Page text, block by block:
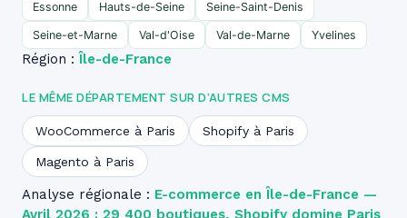
Essonne Hauts-de-Seine Seine-Saint-Denis
Seine-et-Marne Val-d'Oise Val-de-Marne Yvelines
Région :Île-de-France
LE MÊME DÉPARTEMENT SUR D’AUTRES CMS
WooCommerce à Paris Shopify à Paris
Magento à Paris
Analyse régionale : E-commerce en Île-de-France —
Avril 2026 : 29 400 boutiques, Shopify domine Paris